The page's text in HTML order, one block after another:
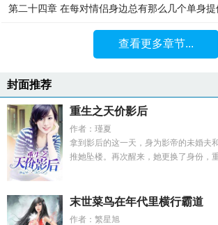
第二十四章 在每对情侣身边总有那么几个单身
查看更多章节...
封面推荐
重生之天价影后
作者：瑾夏
拿到影后的这一天，身为影帝的未婚夫
推她坠楼。再次醒来，她更换了身份，
末世菜鸟在年代里横行霸道
作者：繁星旭